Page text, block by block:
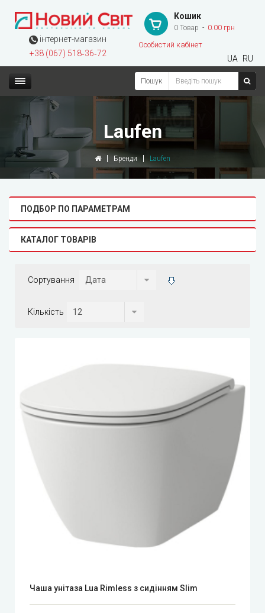
інтернет-магазин
+38 (067) 518‑36‑72
Кошик
0 Товар 0.00 грн
Особистий кабінет
UA RU
Пошук
Laufen
Бренди Laufen
ПОДБОР ПО ПАРАМЕТРАМ
КАТАЛОГ ТОВАРІВ
Сортування
Кількість
Чаша унітаза Lua Rimless з сидінням Slim